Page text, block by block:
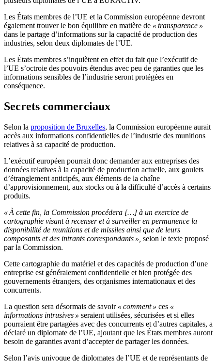
Les États membres de l’UE et la Commission européenne devront
également trouver le bon équilibre en matière de « transparence »
dans le partage d’informations sur la capacité de production des
industries, selon deux diplomates de l’UE.
Les États membres s’inquiètent en effet du fait que l’exécutif de
l’UE s’octroie des pouvoirs étendus avec peu de garanties que les
informations sensibles de l’industrie seront protégées en
conséquence.
Secrets commerciaux
Selon la proposition de Bruxelles, la Commission européenne aurait
accès aux informations confidentielles de l’industrie des munitions
relatives à sa capacité de production.
L’exécutif européen pourrait donc demander aux entreprises des
données relatives à la capacité de production actuelle, aux goulets
d’étranglement anticipés, aux éléments de la chaîne
d’approvisionnement, aux stocks ou à la difficulté d’accès à certains
produits.
« À cette fin, la Commission procédera […] à un exercice de
cartographie visant à recenser et à surveiller en permanence la
disponibilité de munitions et de missiles ainsi que de leurs
composants et des intrants correspondants », selon le texte proposé
par la Commission.
Cette cartographie du matériel et des capacités de production d’une
entreprise est généralement confidentielle et bien protégée des
gouvernements étrangers, des organismes internationaux et des
concurrents.
La question sera désormais de savoir« comment » ces «
informations intrusives » seraient utilisées, sécurisées et si elles
pourraient être partagées avec des concurrents et d’autres capitales, a
déclaré un diplomate de l’UE, ajoutant que les États membres auront
besoin de garanties avant d’accepter de partager les données.
Selon l’avis univoque de diplomates de l’UE et de représentants de